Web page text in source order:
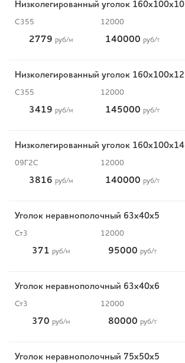
Низколегированный уголок 160х100х10
С355 12000
2779 руб/м 140000 руб/т
Низколегированный уголок 160х100х12
С355 12000
3419 руб/м 145000 руб/т
Низколегированный уголок 160х100х14
09Г2С 12000
3816 руб/м 140000 руб/т
Уголок неравнополочный 63х40х5
Ст3 12000
371 руб/м 95000 руб/т
Уголок неравнополочный 63х40х6
Ст3 12000
370 руб/м 80000 руб/т
Уголок неравнополочный 75х50х5